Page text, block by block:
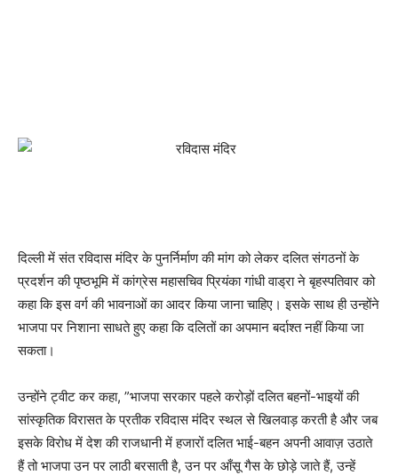
दिल्ली में संत रविदास मंदिर के पुनर्निर्माण की मांग को लेकर दलित संगठनों के
प्रदर्शन की पृष्ठभूमि में कांग्रेस महासचिव प्रियंका गांधी वाड्रा ने बृहस्पतिवार को
कहा कि इस वर्ग की भावनाओं का आदर किया जाना चाहिए। इसके साथ ही उन्होंने
भाजपा पर निशाना साधते हुए कहा कि दलितों का अपमान बर्दाश्त नहीं किया जा
सकता।
उन्होंने ट्वीट कर कहा, ”भाजपा सरकार पहले करोड़ों दलित बहनों-भाइयों की
सांस्कृतिक विरासत के प्रतीक रविदास मंदिर स्थल से खिलवाड़ करती है और जब
इसके विरोध में देश की राजधानी में हजारों दलित भाई-बहन अपनी आवाज़ उठाते
हैं तो भाजपा उन पर लाठी बरसाती है, उन पर आँसू गैस के छोड़े जाते हैं, उन्हें